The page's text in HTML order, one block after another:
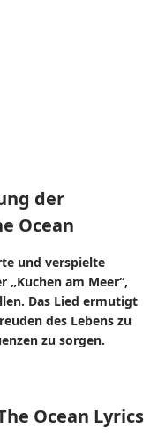
der
Ocean
und verspielte
am Meer“,
Das Lied ermutigt
des Lebens zu
zu sorgen.
Ocean Lyrics